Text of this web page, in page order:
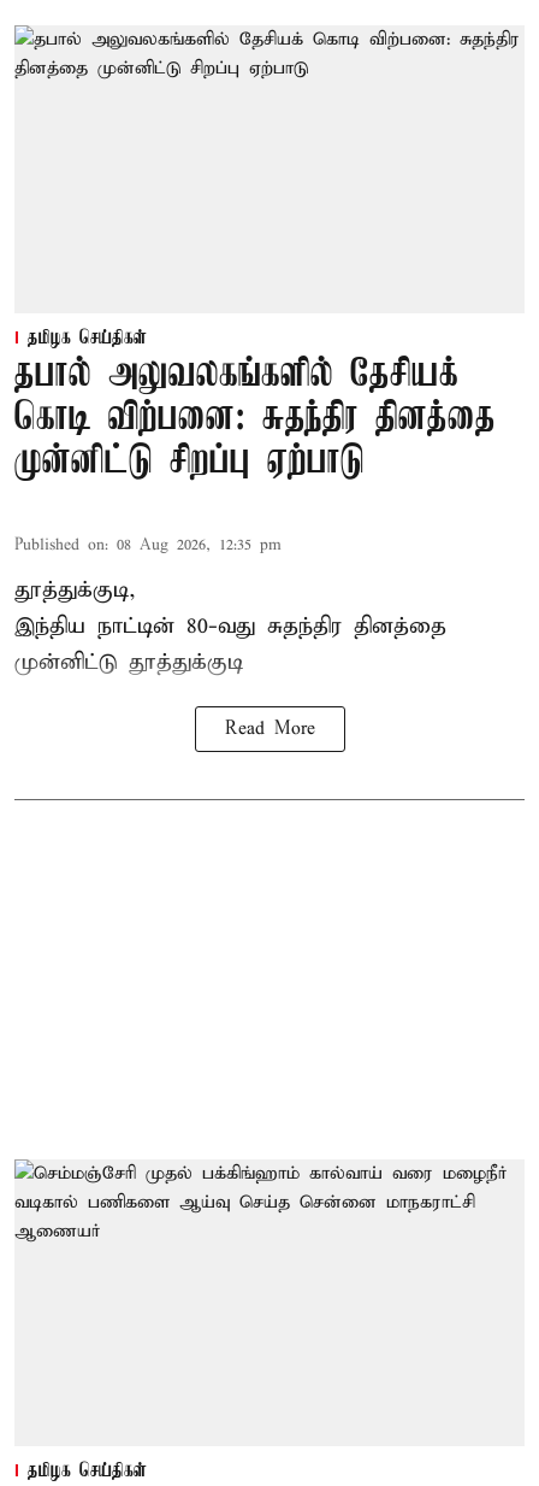
தமிழக செய்திகள்
தபால் அலுவலகங்களில் தேசியக்
கொடி விற்பனை: சுதந்திர தினத்தை
முன்னிட்டு சிறப்பு ஏற்பாடு
Published on: 08 Aug 2026, 12:35 pm
தூத்துக்குடி,
இந்திய நாட்டின் 80-வது சுதந்திர தினத்தை
முன்னிட்டு தூத்துக்குடி
Read More
தமிழக செய்திகள்